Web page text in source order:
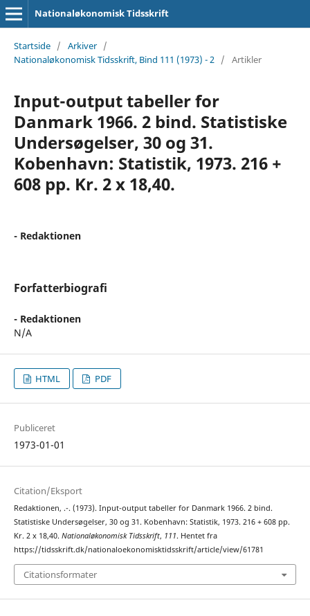
Nationaløkonomisk Tidsskrift
Startside / Arkiver /
Nationaløkonomisk Tidsskrift, Bind 111 (1973) - 2 / Artikler
Input-output tabeller for
Danmark 1966. 2 bind. Statistiske
Undersøgelser, 30 og 31.
Kobenhavn: Statistik, 1973. 216 +
608 pp. Kr. 2 x 18,40.
- Redaktionen
Forfatterbiografi
- Redaktionen
N/A
HTML PDF
Publiceret
1973-01-01
Citation/Eksport
Redaktionen, .-. (1973). Input-output tabeller for Danmark 1966. 2 bind.
Statistiske Undersøgelser, 30 og 31. Kobenhavn: Statistik, 1973. 216 + 608 pp.
Kr. 2 x 18,40. Nationaløkonomisk Tidsskrift, 111. Hentet fra
https://tidsskrift.dk/nationaloekonomisktidsskrift/article/view/61781
Citationsformater